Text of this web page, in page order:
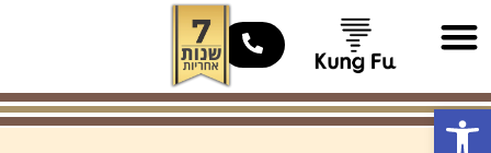
פתח סרגל נגישות